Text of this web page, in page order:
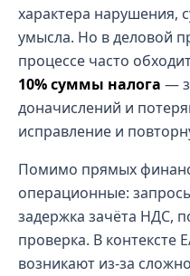
характера нарушения,
умысла. Но в деловой
процессе часто
10% суммы налога —
доначислений и
исправление и
Помимо прямых
операционные:
задержка зачёта НДС,
проверка. В контексте
возникают из-за